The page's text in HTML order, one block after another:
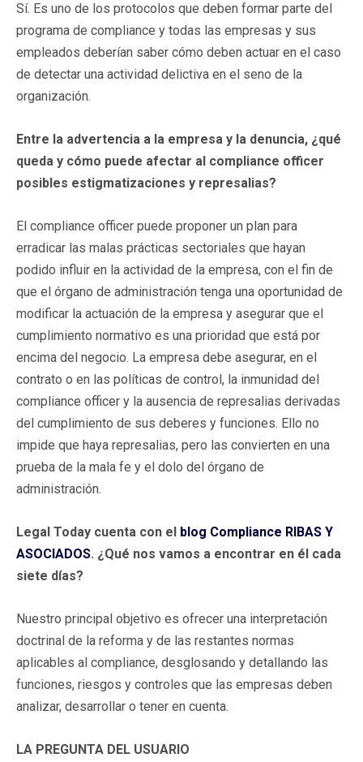
Sí. Es uno de los protocolos que deben formar parte del
programa de compliance y todas las empresas y sus
empleados deberían saber cómo deben actuar en el caso
de detectar una actividad delictiva en el seno de la
organización.
Entre la advertencia a la empresa y la denuncia, ¿qué
queda y cómo puede afectar al compliance officer
posibles estigmatizaciones y represalias?
El compliance officer puede proponer un plan para
erradicar las malas prácticas sectoriales que hayan
podido influir en la actividad de la empresa, con el fin de
que el órgano de administración tenga una oportunidad de
modificar la actuación de la empresa y asegurar que el
cumplimiento normativo es una prioridad que está por
encima del negocio. La empresa debe asegurar, en el
contrato o en las políticas de control, la inmunidad del
compliance officer y la ausencia de represalias derivadas
del cumplimiento de sus deberes y funciones. Ello no
impide que haya represalias, pero las convierten en una
prueba de la mala fe y el dolo del órgano de
administración.
Legal Today cuenta con el blog Compliance RIBAS Y
ASOCIADOS. ¿Qué nos vamos a encontrar en él cada
siete días?
Nuestro principal objetivo es ofrecer una interpretación
doctrinal de la reforma y de las restantes normas
aplicables al compliance, desglosando y detallando las
funciones, riesgos y controles que las empresas deben
analizar, desarrollar o tener en cuenta.
LA PREGUNTA DEL USUARIO